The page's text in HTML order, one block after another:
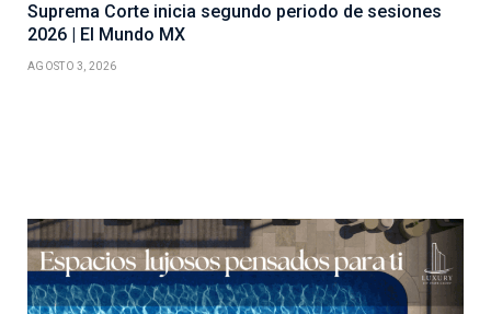
Suprema Corte inicia segundo periodo de sesiones
2026 | El Mundo MX
AGOSTO 3, 2026